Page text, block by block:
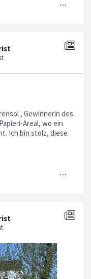
, Gewinnerin des
Areal, wo ein
Ich bin stolz, diese